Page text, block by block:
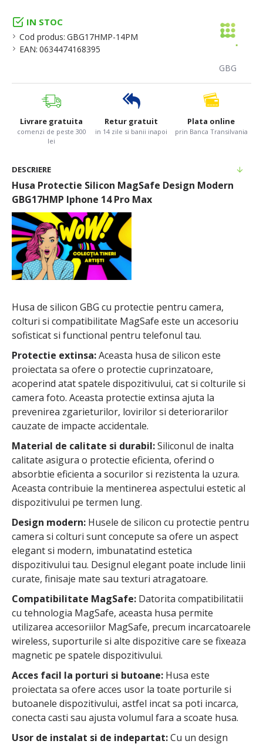
IN STOC
Cod produs: GBG17HMP-14PM
EAN: 0634474168395
GBG
Livrare gratuita
comenzi de peste 300
lei
Retur gratuit
in 14 zile si banii inapoi
Plata online
prin Banca Transilvania
DESCRIERE
Husa Protectie Silicon MagSafe Design Modern
GBG17HMP Iphone 14 Pro Max
Husa de silicon GBG cu protectie pentru camera,
colturi si compatibilitate MagSafe este un accesoriu
sofisticat si functional pentru telefonul tau.
Protectie extinsa:Aceasta husa de silicon este
proiectata sa ofere o protectie cuprinzatoare,
acoperind atat spatele dispozitivului, cat si colturile si
camera foto. Aceasta protectie extinsa ajuta la
prevenirea zgarieturilor, lovirilor si deteriorarilor
cauzate de impacte accidentale.
Material de calitate si durabil:Siliconul de inalta
calitate asigura o protectie eficienta, oferind o
absorbtie eficienta a socurilor si rezistenta la uzura.
Aceasta contribuie la mentinerea aspectului estetic al
dispozitivului pe termen lung.
Design modern: Husele de silicon cu protectie pentru
camera si colturi sunt concepute sa ofere un aspect
elegant si modern, imbunatatind estetica
dispozitivului tau. Designul elegant poate include linii
curate, finisaje mate sau texturi atragatoare.
Compatibilitate MagSafe: Datorita compatibilitatii
cu tehnologia MagSafe, aceasta husa permite
utilizarea accesoriilor MagSafe, precum incarcatoarele
wireless, suporturile si alte dispozitive care se fixeaza
magnetic pe spatele dispozitivului.
Acces facil la porturi si butoane: Husa este
proiectata sa ofere acces usor la toate porturile si
butoanele dispozitivului, astfel incat sa poti incarca,
conecta casti sau ajusta volumul fara a scoate husa.
Usor de instalat si de indepartat:Cu un design